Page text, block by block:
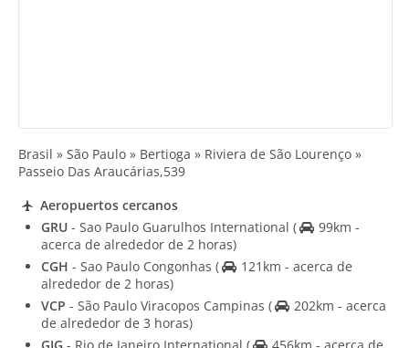
Brasil » São Paulo » Bertioga » Riviera de São Lourenço »
Passeio Das Araucárias,539
Aeropuertos cercanos
GRU - Sao Paulo Guarulhos International (
99km -
acerca de alrededor de 2 horas)
CGH - Sao Paulo Congonhas (
121km - acerca de
alrededor de 2 horas)
VCP - São Paulo Viracopos Campinas (
202km - acerca
de alrededor de 3 horas)